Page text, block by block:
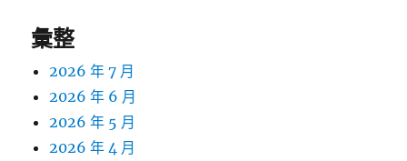
彙整
2026 年 7 月
2026 年 6 月
2026 年 5 月
2026 年 4 月